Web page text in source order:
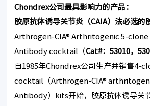
Chondrex公司最具影响力的产品：
胶原抗体诱导关节炎（CAIA）法必选的
Arthrogen-CIA® Arthritogenic 5-
Antibody cocktail（Cat#：53010，
自1985年Chondrex公司生产并销售4-
cocktail（Arthrogen-CIA®
Antibody）kits开始，胶原抗体诱导关